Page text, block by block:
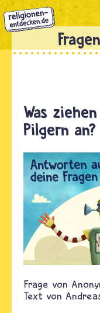
Direkt
zum
Inhalt
Was
Pilgern an?
Text von